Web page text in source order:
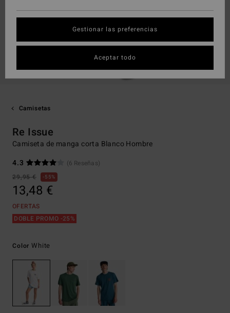
Camisetas
Re Issue
Camiseta de manga corta Blanco Hombre
4.3
(6 Reseñas)
29,95 €
55%
13,48 €
OFERTAS
DOBLE PROMO -25%
ColorWhite
Gestionar las preferencias
Aceptar todo